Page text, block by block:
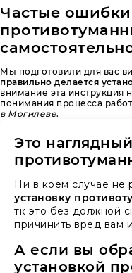
Частые ошибки
Мы подготовили для вас
правильно делается
внимание эта инструкция
понимания процесса
в Могилеве.
Это
Ни в коем случае не
установку
тк это без должной
причинить вред вам
А если вы
установкой